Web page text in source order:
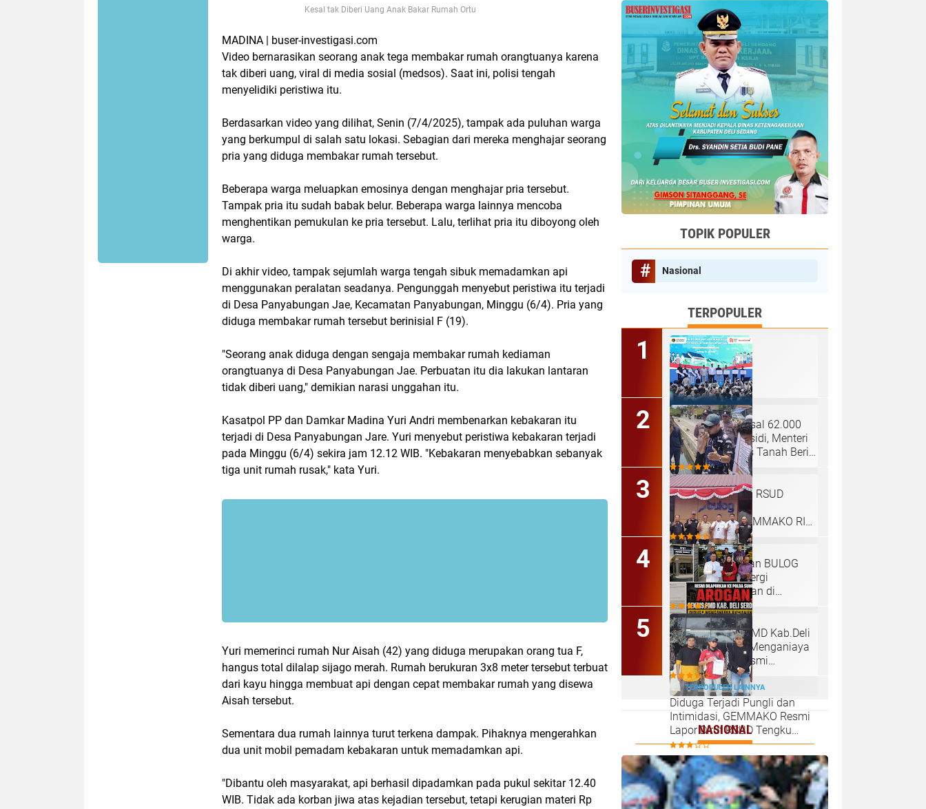
Kesal tak Diberi Uang Anak Bakar Rumah Ortu
MADINA | buser-investigasi.com
Video bernarasikan seorang anak tega membakar rumah orangtuanya karena
tak diberi uang, viral di media sosial (medsos). Saat ini, polisi tengah
menyelidiki peristiwa itu.
Berdasarkan video yang dilihat, Senin (7/4/2025), tampak ada puluhan warga
yang berkumpul di salah satu lokasi. Sebagian dari mereka menghajar seorang
pria yang diduga membakar rumah tersebut.
Beberapa warga meluapkan emosinya dengan menghajar pria tersebut.
Tampak pria itu sudah babak belur. Beberapa warga lainnya mencoba
menghentikan pemukulan ke pria tersebut. Lalu, terlihat pria itu diboyong oleh
warga.
Di akhir video, tampak sejumlah warga tengah sibuk memadamkan api
menggunakan peralatan seadanya. Pengunggah menyebut peristiwa itu terjadi
di Desa Panyabungan Jae, Kecamatan Panyabungan, Minggu (6/4). Pria yang
diduga membakar rumah tersebut berinisial F (19).
"Seorang anak diduga dengan sengaja membakar rumah kediaman
orangtuanya di Desa Panyabungan Jae. Perbuatan itu dia lakukan lantaran
tidak diberi uang," demikian narasi unggahan itu.
Kasatpol PP dan Damkar Madina Yuri Andri membenarkan kebakaran itu
terjadi di Desa Panyabungan Jare. Yuri menyebut peristiwa kebakaran terjadi
pada Minggu (6/4) sekira jam 12.12 WIB. "Kebakaran menyebabkan sebanyak
tiga unit rumah rusak," kata Yuri.
Yuri memerinci rumah Nur Aisah (42) yang diduga merupakan orang tua F,
hangus total dilalap sijago merah. Rumah berukuran 3x8 meter tersebut terbuat
dari kayu hingga membuat api dengan cepat membakar rumah yang disewa
Aisah tersebut.
Sementara dua rumah lainnya turut terkena dampak. Pihaknya mengerahkan
dua unit mobil pemadam kebakaran untuk memadamkan api.
"Dibantu oleh masyarakat, api berhasil dipadamkan pada pukul sekitar 12.40
WIB. Tidak ada korban jiwa atas kejadian tersebut, tetapi kerugian materi Rp
TOPIK POPULER
Nasional
TERPOPULER
Hadiri Akad Massal 62.000
KPR Rumah Subsidi, Menteri
Nusron: Legalitas Tanah Beri
Kepastian bagi Masyarakat
Dugaan Pungli di RSUD
Tengku Mansyur
Tanjungbalai, GEMMAKO RI
Minta Penegak Hukum Usut
Tuntas
Audiensi SPMI dan BULOG
Karo Perkuat Sinergi
Ketahanan Pangan di
Kabanjahe
‎Arogan, Sekdis PMD Kab.Deli
serdang Diduga Menganiaya
bawahannya, Resmi
Dilaporkan ke Poldasu
Diduga Terjadi Pungli dan
Intimidasi, GEMMAKO Resmi
Lapor Dirut RSUD Tengku
Mansyur ke Kejaksaan
Tanjungbalai
TERPOPULER LAINNYA
NASIONAL